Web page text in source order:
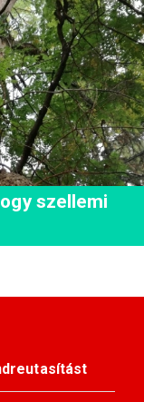
szellemi